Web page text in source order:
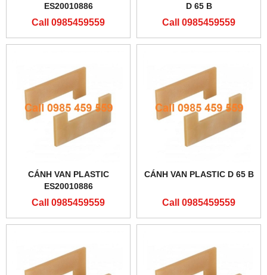
ES20010886
Call 0985459559
D 65 B
Call 0985459559
CÁNH VAN PLASTIC
ES20010886
Call 0985459559
CÁNH VAN PLASTIC D 65 B
Call 0985459559